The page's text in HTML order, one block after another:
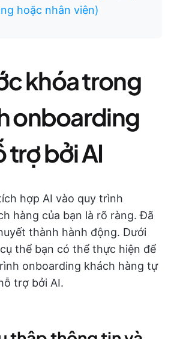
hoặc nhân viên)
khóa trong
onboarding
trợ bởi AI
hợp AI vào quy trình
hàng của bạn là rõ ràng. Đã
thành hành động. Dưới
thể bạn có thể thực hiện để
onboarding khách hàng tự
trợ bởi AI.